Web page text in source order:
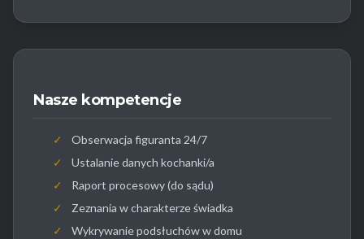
Nasze kompetencje
✓
Obserwacja figuranta 24/7
✓
Ustalanie danych kochanki/a
✓
Raport procesowy (do sądu)
✓
Zeznania w charakterze świadka
✓
Wykrywanie podsłuchów w domu